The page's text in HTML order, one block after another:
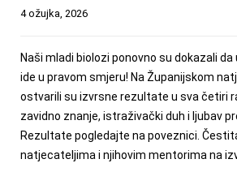
4 ožujka, 2026
Naši mladi biolozi ponovno su dokazali da
ide u pravom smjeru! Na Županijskom
ostvarili su izvrsne rezultate u sva četiri
zavidno znanje, istraživački duh i ljubav
Rezultate pogledajte na poveznici.
natjecateljima i njihovim mentorima na